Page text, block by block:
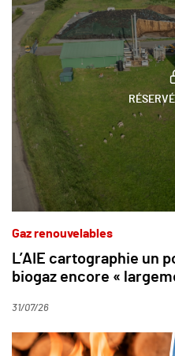
Gaz renouvelables
L’AIE cartographie un
biogaz encore «
31/07/26